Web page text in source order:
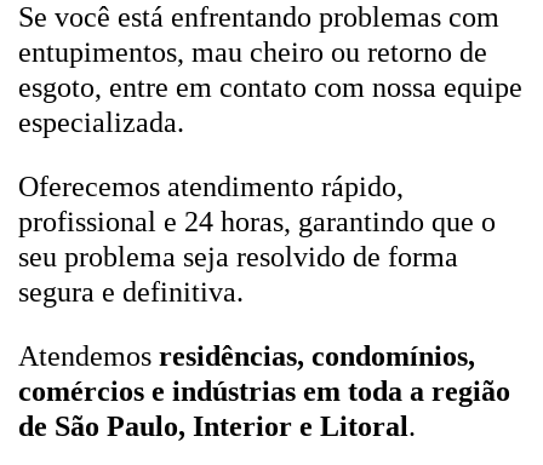
Se você está enfrentando problemas com
entupimentos, mau cheiro ou retorno de
esgoto, entre em contato com nossa equipe
especializada.
Oferecemos atendimento rápido,
profissional e 24 horas, garantindo que o
seu problema seja resolvido de forma
segura e definitiva.
Atendemos residências, condomínios,
comércios e indústrias em toda a região
de São Paulo, Interior e Litoral.